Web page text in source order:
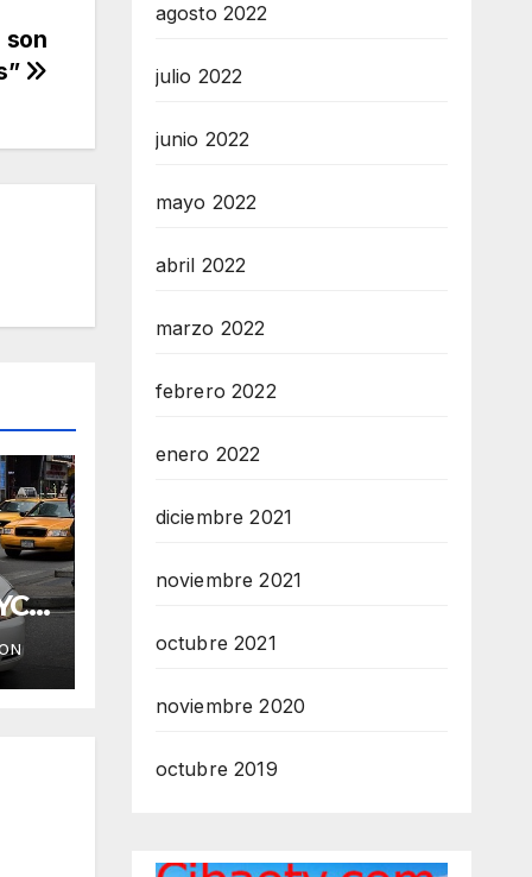
son
agosto 2022
julio 2022
junio 2022
mayo 2022
abril 2022
marzo 2022
febrero 2022
enero 2022
diciembre 2021
noviembre 2021
octubre 2021
noviembre 2020
octubre 2019